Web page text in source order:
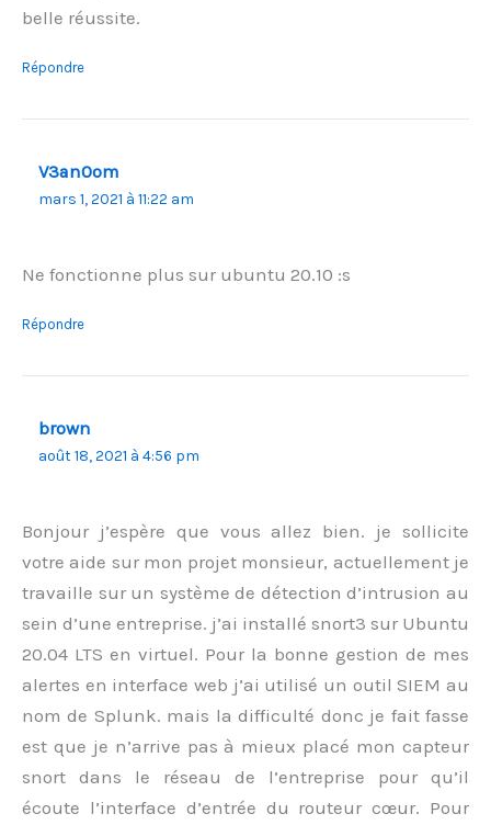
belle réussite.
Répondre
V3an0om
mars 1, 2021 à 11:22 am
Ne fonctionne plus sur ubuntu 20.10 :s
Répondre
brown
août 18, 2021 à 4:56 pm
Bonjour j’espère que vous allez bien. je sollicite
votre aide sur mon projet monsieur, actuellement je
travaille sur un système de détection d’intrusion au
sein d’une entreprise. j’ai installé snort3 sur Ubuntu
20.04 LTS en virtuel. Pour la bonne gestion de mes
alertes en interface web j’ai utilisé un outil SIEM au
nom de Splunk. mais la difficulté donc je fait fasse
est que je n’arrive pas à mieux placé mon capteur
snort dans le réseau de l’entreprise pour qu’il
écoute l’interface d’entrée du routeur cœur. Pour